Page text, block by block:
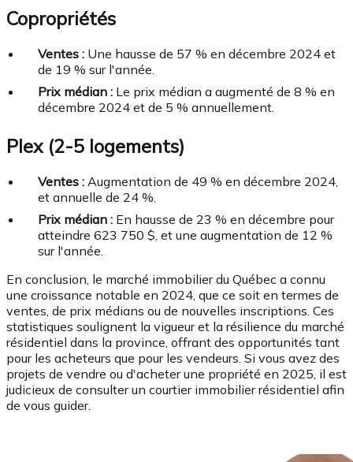
Copropriétés
Ventes : Une hausse de 57 % en décembre 2024 et
de 19 % sur l'année.
Prix médian : Le prix médian a augmenté de 8 % en
décembre 2024 et de 5 % annuellement.
Plex (2-5 logements)
Ventes : Augmentation de 49 % en décembre 2024,
et annuelle de 24 %.
Prix médian : En hausse de 23 % en décembre pour
atteindre 623 750 $, et une augmentation de 12 %
sur l'année.
En conclusion, le marché immobilier du Québec a connu
une croissance notable en 2024, que ce soit en termes de
ventes, de prix médians ou de nouvelles inscriptions. Ces
statistiques soulignent la vigueur et la résilience du marché
résidentiel dans la province, offrant des opportunités tant
pour les acheteurs que pour les vendeurs. Si vous avez des
projets de vendre ou d'acheter une propriété en 2025, il est
judicieux de consulter un courtier immobilier résidentiel afin
de vous guider.